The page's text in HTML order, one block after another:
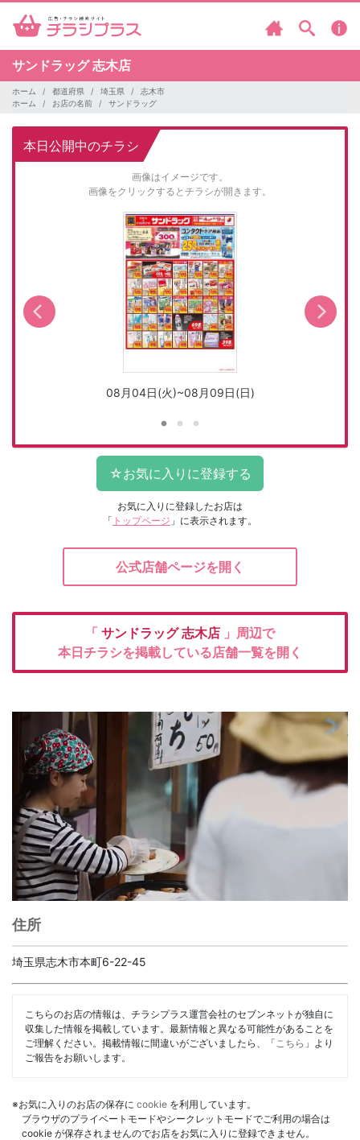
サンドラッグ志木店
ホーム 都道府県 埼玉県
志木市
ホーム
お店の名前 サンドラッグ
本日公開中のチラシ
画像はイメージです。
画像をクリックするとチラシが開きます。
08月04日(火)~08月09日(日)
お気に入りに登録したお店は
「 トップページ 」に表示されます。
公式店舗ページを開く
「 サンドラッグ志木店 」周辺で
本日チラシを掲載している店舗一覧を開く
住所
埼玉県志木市本町6-22-45
こちらのお店の情報は、チラシプラス運営会社のセブンネットが独自に
収集した情報を掲載しています。最新情報と異なる可能性があることを
ご理解ください。掲載情報に間違いがございましたら、「 こちら 」より
ご報告をお願いします。
※お気に入りのお店の保存に cookie を利用しています。
ブラウザのプライベートモードやシークレットモードでご利用の場合は
cookie が保存されませんのでお店をお気に入りに登録できません。